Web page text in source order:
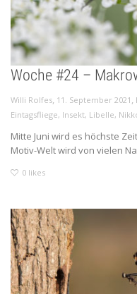
Woche #24 –
Willi Rolfes, 11. September 2021 ,
Eintagsfliege, Insekt, Libelle,
Mitte Juni wird es höchste
Motiv-Welt wird von vielen
0 likes